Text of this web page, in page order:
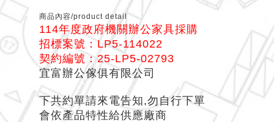
商品內容/product detail
114年度政府機關辦公家具採購
招標案號：LP5-114022
契約編號：25-LP5-02793
宜富辦公傢俱有限公司
下共約單請來電告知,勿自行下單
會依產品特性給供應廠商